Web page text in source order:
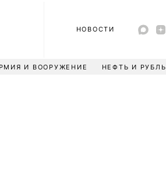
НОВОСТИ
И ВООРУЖЕНИЕ НЕФТЬ И РУБЛЬ